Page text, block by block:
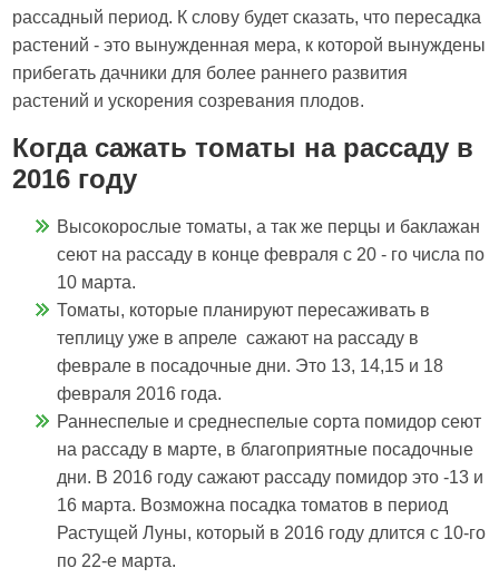
рассадный период. К слову будет сказать, что пересадка
растений - это вынужденная мера, к которой вынуждены
прибегать дачники для более раннего развития
растений и ускорения созревания плодов.
Когда сажать томаты на рассаду в
2016 году
Высокорослые томаты, а так же перцы и баклажан
сеют на рассаду в конце февраля с 20 - го числа по
10 марта.
Томаты, которые планируют пересаживать в
теплицу уже в апреле сажают на рассаду в
феврале в посадочные дни. Это 13, 14,15 и 18
февраля 2016 года.
Раннеспелые и среднеспелые сорта помидор сеют
на рассаду в марте, в благоприятные посадочные
дни. В 2016 году сажают рассаду помидор это -13 и
16 марта. Возможна посадка томатов в период
Растущей Луны, который в 2016 году длится с 10-го
по 22-е марта.